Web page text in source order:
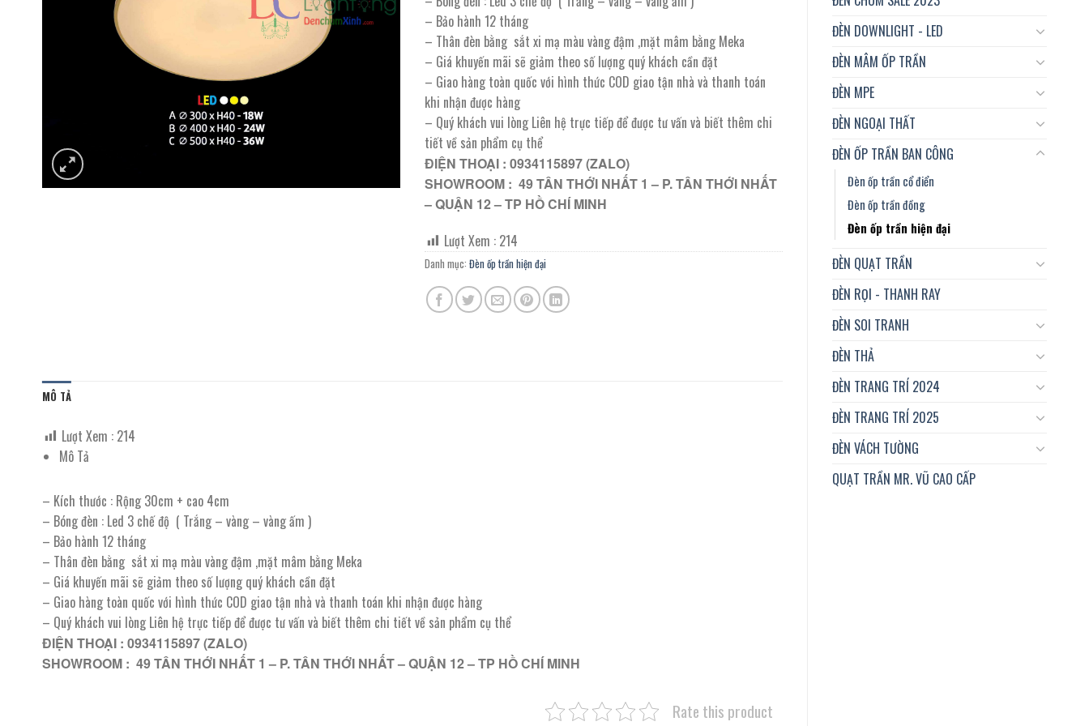
ĐÈN DOWNLIGHT - LED
ĐÈN MÂM ỐP TRẦN
ĐÈN MPE
ĐÈN NGOẠI THẤT
ĐÈN ỐP TRẦN BAN CÔNG
Đèn ốp trần cổ điển
Đèn ốp trần đồng
Đèn ốp trần hiện đại
ĐÈN QUẠT TRẦN
ĐÈN RỌI - THANH RAY
ĐÈN SOI TRANH
ĐÈN THẢ
ĐÈN TRANG TRÍ 2024
ĐÈN TRANG TRÍ 2025
ĐÈN VÁCH TƯỜNG
QUẠT TRẦN MR. VŨ CAO CẤP
1.737.000 ₫.
là:
868.500 ₫.
– Bảo hành 12 tháng
– Thân đèn bằng sắt xi mạ màu vàng đậm ,mặt mâm bằng Meka
– Giá khuyến mãi sẽ giảm theo số lượng quý khách cần đặt
– Giao hàng toàn quốc với hình thức COD giao tận nhà và thanh toán
khi nhận được hàng
– Quý khách vui lòng Liên hệ trực tiếp để được tư vấn và biết thêm chi
tiết về sản phẩm cụ thể
ĐIỆN THOẠI : 0934115897 (ZALO)
SHOWROOM : 49 TÂN THỚI NHẤT 1 – P. TÂN THỚI NHẤT
– QUẬN 12 – TP HỒ CHÍ MINH
Lượt Xem : 214
Danh mục: Đèn ốp trần hiện đại
MÔ TẢ
Lượt Xem : 214
Mô Tả
– Kích thước : Rộng 30cm + cao 4cm
– Bóng đèn : Led 3 chế độ ( Trắng – vàng – vàng ấm )
– Bảo hành 12 tháng
– Thân đèn bằng sắt xi mạ màu vàng đậm ,mặt mâm bằng Meka
– Giá khuyến mãi sẽ giảm theo số lượng quý khách cần đặt
– Giao hàng toàn quốc với hình thức COD giao tận nhà và thanh toán khi nhận được hàng
– Quý khách vui lòng Liên hệ trực tiếp để được tư vấn và biết thêm chi tiết về sản phẩm cụ thể
ĐIỆN THOẠI : 0934115897 (ZALO)
SHOWROOM : 49 TÂN THỚI NHẤT 1 – P. TÂN THỚI NHẤT – QUẬN 12 – TP HỒ CHÍ MINH
Rate this product